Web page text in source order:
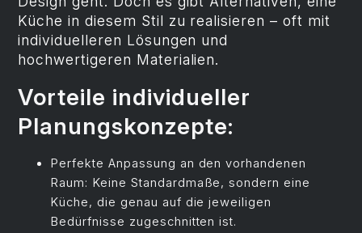
Küche in diesem Stil zu realisieren – oft mit
individuelleren Lösungen und
hochwertigeren Materialien.
Vorteile individueller
Planungskonzepte:
Perfekte Anpassung an den vorhandenen
Raum: Keine Standardmaße, sondern eine
Küche, die genau auf die jeweiligen
Bedürfnisse zugeschnitten ist.